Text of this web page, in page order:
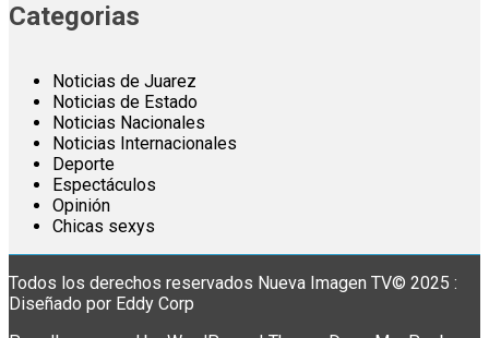
Categorias
Noticias de Juarez
Noticias de Estado
Noticias Nacionales
Noticias Internacionales
Deporte
Espectáculos
Opinión
Chicas sexys
Todos los derechos reservados Nueva Imagen TV© 2025 :
Diseñado por Eddy Corp